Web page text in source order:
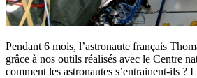
Pendant 6 mois, l’astronaute français
grâce à nos outils réalisés avec le Centre
comment les astronautes s’entrainent-ils ?